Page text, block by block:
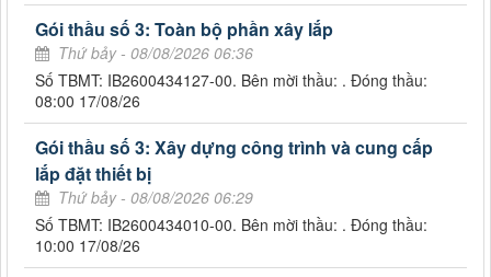
Gói thầu số 3: Toàn bộ phần xây lắp
Thứ bảy - 08/08/2026 06:36
Số TBMT: IB2600434127-00. Bên mời thầu: . Đóng thầu:
08:00 17/08/26
Gói thầu số 3: Xây dựng công trình và cung cấp
lắp đặt thiết bị
Thứ bảy - 08/08/2026 06:29
Số TBMT: IB2600434010-00. Bên mời thầu: . Đóng thầu:
10:00 17/08/26